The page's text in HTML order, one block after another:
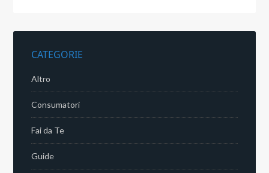
CATEGORIE
Altro
Consumatori
Fai da Te
Guide